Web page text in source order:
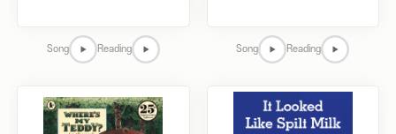
Song Reading Song Reading